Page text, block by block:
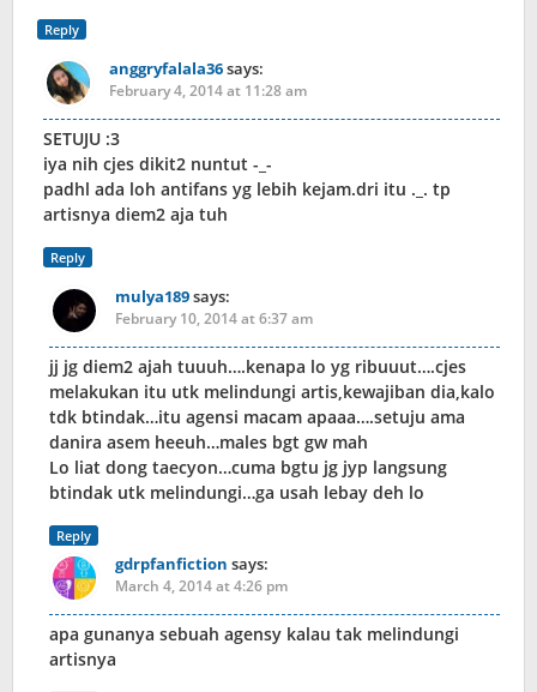
Reply
anggryfalala36says:
February 4, 2014 at 11:28 am
SETUJU :3
iya nih cjes dikit2 nuntut -_-
padhl ada loh antifans yg lebih kejam.dri itu ._. tp
artisnya diem2 aja tuh
Reply
mulya189says:
February 10, 2014 at 6:37 am
jj jg diem2 ajah tuuuh….kenapa lo yg ribuuut….cjes
melakukan itu utk melindungi artis,kewajiban dia,kalo
tdk btindak…itu agensi macam apaaa….setuju ama
danira asem heeuh…males bgt gw mah
Lo liat dong taecyon…cuma bgtu jg jyp langsung
btindak utk melindungi…ga usah lebay deh lo
Reply
gdrpfanfiction says:
March 4, 2014 at 4:26 pm
apa gunanya sebuah agensy kalau tak melindungi
artisnya